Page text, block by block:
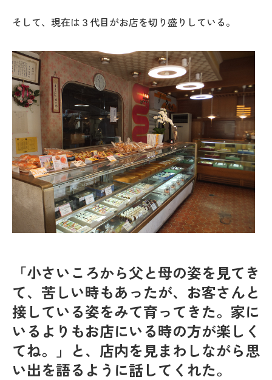
そして、現在は３代目がお店を切り盛りしている。
「小さいころから父と母の姿を見てき
て、苦しい時もあったが、お客さんと
接している姿をみて育ってきた。家に
いるよりもお店にいる時の方が楽しく
てね。」と、店内を見まわしながら思
い出を語るように話してくれた。